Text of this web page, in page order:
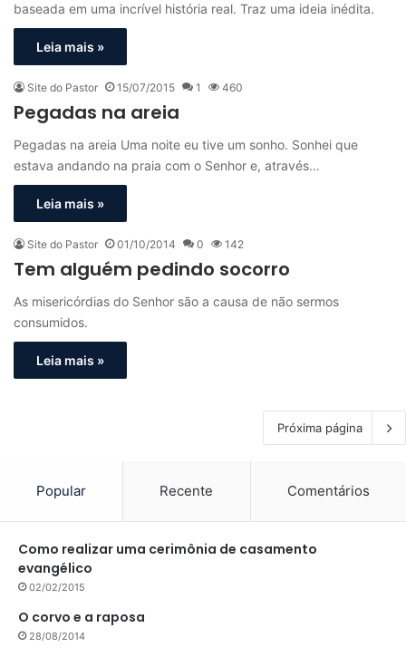
baseada em uma incrível história real. Traz uma ideia inédita.
Leia mais »
Site do Pastor 15/07/2015 1 460
Pegadas na areia
Pegadas na areia Uma noite eu tive um sonho. Sonhei que
estava andando na praia com o Senhor e, através…
Leia mais »
Site do Pastor 01/10/2014 0 142
Tem alguém pedindo socorro
As misericórdias do Senhor são a causa de não sermos
consumidos.
Leia mais »
Próxima página
Popular Recente Comentários
Como realizar uma cerimônia de casamento
evangélico
02/02/2015
O corvo e a raposa
28/08/2014